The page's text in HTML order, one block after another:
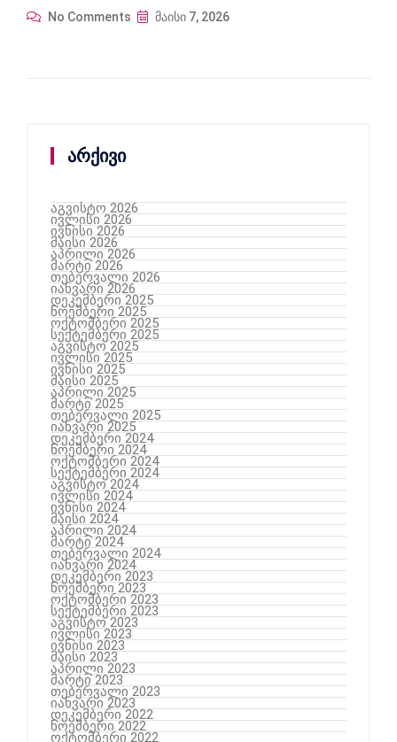
No Comments მაისი 7, 2026
არქივი
აგვისტო 2026
ივლისი 2026
ივნისი 2026
მაისი 2026
აპრილი 2026
მარტი 2026
თებერვალი 2026
იანვარი 2026
დეკემბერი 2025
ნოემბერი 2025
ოქტომბერი 2025
სექტემბერი 2025
აგვისტო 2025
ივლისი 2025
ივნისი 2025
მაისი 2025
აპრილი 2025
მარტი 2025
თებერვალი 2025
იანვარი 2025
დეკემბერი 2024
ნოემბერი 2024
ოქტომბერი 2024
სექტემბერი 2024
აგვისტო 2024
ივლისი 2024
ივნისი 2024
მაისი 2024
აპრილი 2024
მარტი 2024
თებერვალი 2024
იანვარი 2024
დეკემბერი 2023
ნოემბერი 2023
ოქტომბერი 2023
სექტემბერი 2023
აგვისტო 2023
ივლისი 2023
ივნისი 2023
მაისი 2023
აპრილი 2023
მარტი 2023
თებერვალი 2023
იანვარი 2023
დეკემბერი 2022
ნოემბერი 2022
ოქტომბერი 2022